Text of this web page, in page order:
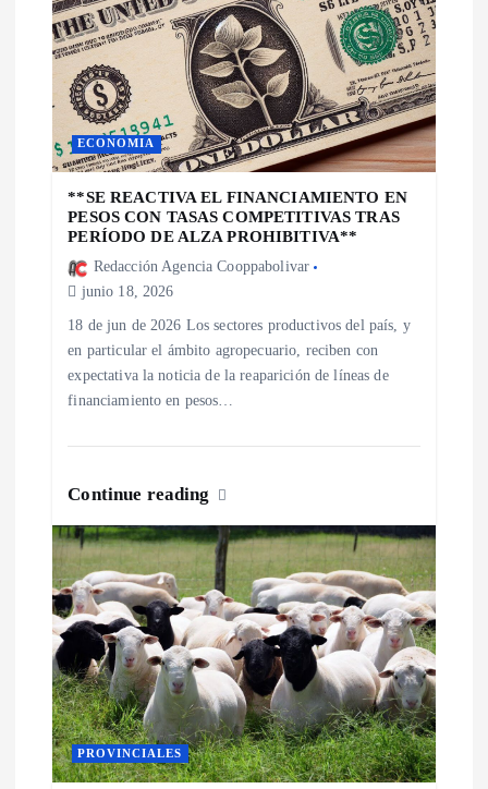
d
e
e
n
ECONOMIA
**SE REACTIVA EL FINANCIAMIENTO EN
PESOS CON TASAS COMPETITIVAS TRAS
PERÍODO DE ALZA PROHIBITIVA**
Redacción Agencia Cooppabolivar
junio 18, 2026
18 de jun de 2026 Los sectores productivos del país, y
en particular el ámbito agropecuario, reciben con
expectativa la noticia de la reaparición de líneas de
financiamiento en pesos…
Continue reading
PROVINCIALES